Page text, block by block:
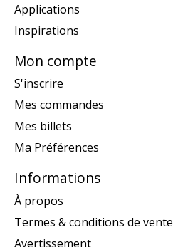
Applications
Inspirations
Mon compte
S'inscrire
Mes commandes
Mes billets
Ma Préférences
Informations
À propos
Termes & conditions de vente
Avertissement